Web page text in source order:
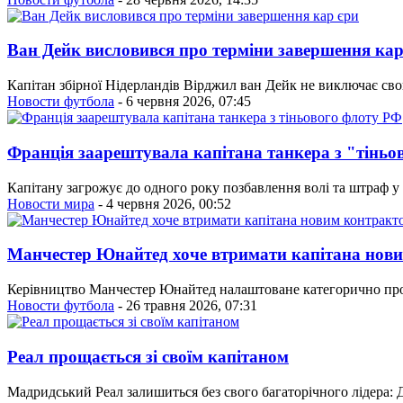
Ван Дейк висловився про терміни завершення
Капітан збірної Нідерландів Вірджил ван Дейк не виключає
Новости футбола - 6 червня 2026, 07:45
Франція заарештувала капітана танкера з
Капітану загрожує до одного року позбавлення волі та штраф
Новости мира - 4 червня 2026, 00:52
Манчестер Юнайтед хоче втримати капітана
Керівництво Манчестер Юнайтед налаштоване категорично
Новости футбола - 26 травня 2026, 07:31
Реал прощається зі своїм капітаном
Мадридський Реал залишиться без свого багаторічного